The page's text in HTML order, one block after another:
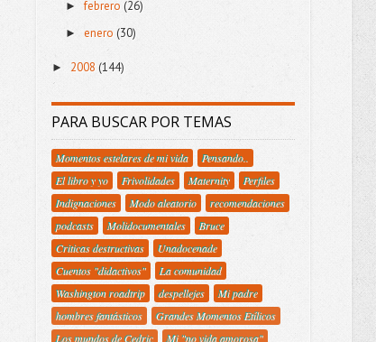
►febrero (26)
►enero (30)
► 2008 (144)
PARA BUSCAR POR TEMAS
Momentos estelares de mi vida
Pensando..
El libro y yo
Frivolidades Maternity
Perfiles
Indignaciones
Modo aleatorio
recomendaciones
podcasts
Molidocumentales
Bruce
Criticas destructivas
Unadocenade
Cuentos "didactivos"
La comunidad
Washington roadtrip
despellejes
Mi padre
hombres fantásticos
Grandes Momentos Etílicos
Los mundos de Cedric
Mi "no vida amorosa"